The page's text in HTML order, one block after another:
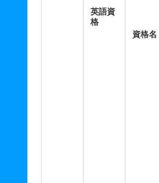
英語資
格
資格名